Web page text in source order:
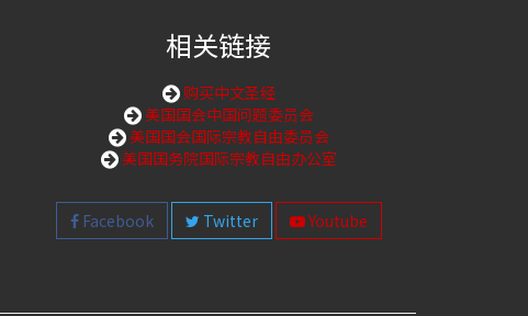
相关链接
购买中文圣经
美国国会中国问题委员会
美国国会国际宗教自由委员会
美国国务院国际宗教自由办公室
Facebook Twitter Youtube